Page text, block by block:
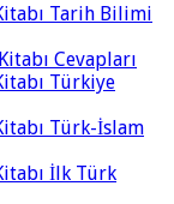
Tarih Bilimi
Cevapları
Türkiye
Türk-İslam
İlk Türk